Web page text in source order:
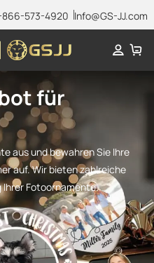
866-573-4920 Info@GS-JJ.com
für
aus und bewahren Sie Ihre
auf. Wir bieten zahlreiche
Ihrer Fotoornamente.